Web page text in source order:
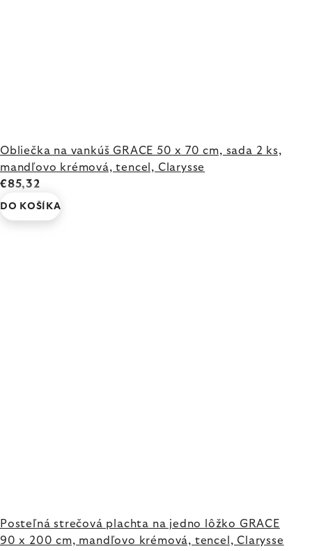
Obliečka na vankúš GRACE 50 x 70 cm, sada 2 ks,
mandľovo krémová, tencel, Clarysse
€85,32
DO KOŠÍKA
Posteľná strečová plachta na jedno lôžko GRACE
90 x 200 cm, mandľovo krémová, tencel, Clarysse